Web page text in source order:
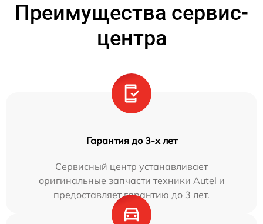
Преимущества сервис-
центра
Гарантия до 3-х лет
Сервисный центр устанавливает
оригинальные запчасти техники Autel и
предоставляет гарантию до 3 лет.